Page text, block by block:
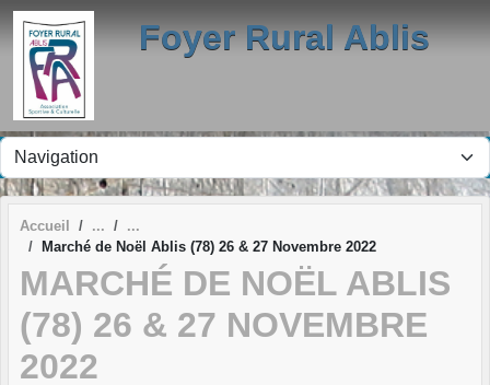
Foyer Rural Ablis
Accueil
Marché de Noël Ablis (78) 26 & 27 Novembre 2022
MARCHÉ DE NOËL ABLIS
(78) 26 & 27 NOVEMBRE
2022
Panneau de gestion des cookies